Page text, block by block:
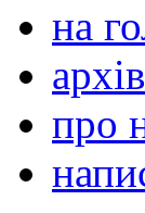
на
архів
про